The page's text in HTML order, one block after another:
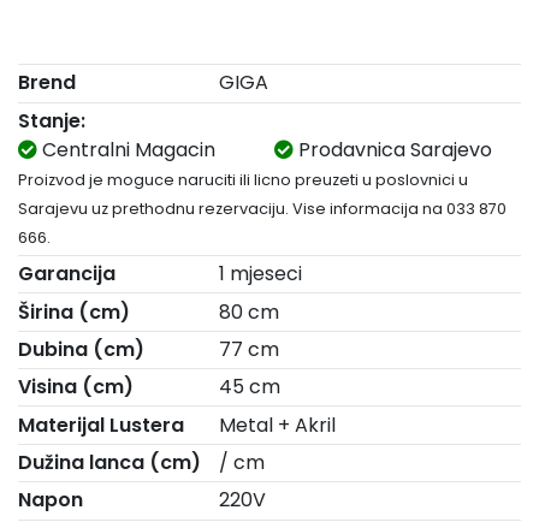
Brend
GIGA
Stanje:
Centralni Magacin
Prodavnica Sarajevo
Proizvod je moguce naruciti ili licno preuzeti u poslovnici u
Sarajevu uz prethodnu rezervaciju. Vise informacija na 033 870
666.
Garancija
1 mjeseci
Širina (cm)
80 cm
Dubina (cm)
77 cm
Visina (cm)
45 cm
Materijal Lustera
Metal + Akril
Dužina lanca (cm)
/ cm
Napon
220V